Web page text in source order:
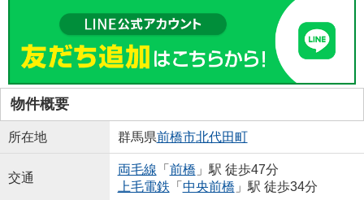
物件概要
所在地 群馬県前橋市北代田町
交通
両毛線 「 前橋 」駅 徒歩47分
上毛電鉄 「 中央前橋 」駅 徒歩34分